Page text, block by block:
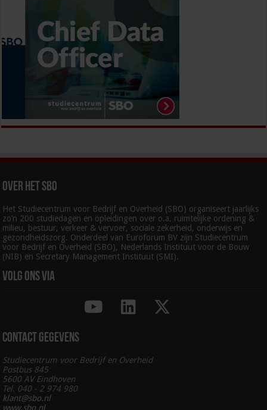
Over het SBO
Het Studiecentrum voor Bedrijf en Overheid (SBO) organiseert jaarlijks
zo’n 200 studiedagen en opleidingen over o.a. ruimtelijke ordening &
milieu, bestuur, verkeer & vervoer, sociale zekerheid, onderwijs en
gezondheidszorg. Onderdeel van Euroforum BV zijn Studiecentrum
voor Bedrijf en Overheid (SBO), Nederlands Instituut voor de Bouw
(NIB) en Secretary Management Instituut (SMI).
Volg ons via
Contact gegevens
Studiecentrum voor Bedrijf en Overheid
Postbus 845
5600 AV Eindhoven
Tel. 040 - 2 974 980
klant@sbo.nl
www.sbo.nl